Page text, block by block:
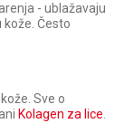
- ublažavaju
Često
Sve o
Kolagen za lice